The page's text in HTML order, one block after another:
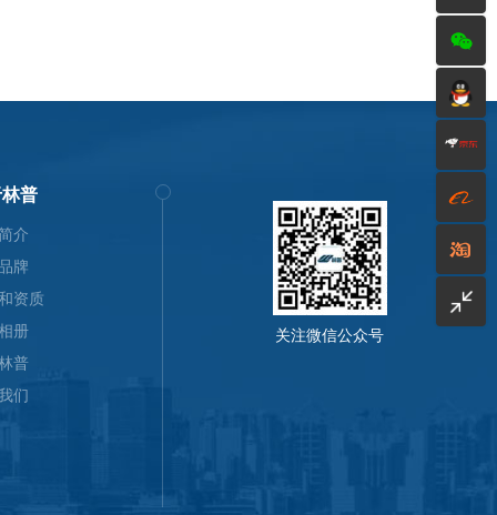
普
介
牌
资质
册
普
们
关注微信公众号